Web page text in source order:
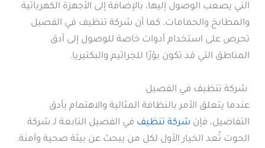
التي يصعب الوصول إليها، بالإضافة إلى الأجهزة الكهربائية
والمطابخ والحمامات. كما أن شركة تنظيف في الفصيل
تحرص على استخدام أدوات خاصة للوصول إلى أدق
المناطق التي قد تكون بؤرًا للجراثيم والبكتيريا.
شركة تنظيف في الفصيل
عندما يتعلق الأمر بالنظافة المثالية والاهتمام بأدق
التفاصيل، فإن شركة تنظيف في الفصيل التابعة لـ شركة
الحوت تُعد الخيار الأول لكل من يبحث عن بيئة صحية وآمنة.